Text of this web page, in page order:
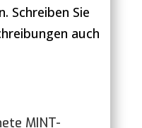
Schreiben Sie
auch
MINT-